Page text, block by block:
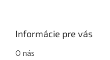
Informácie pre vás
O nás